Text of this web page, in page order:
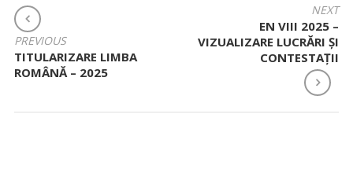
NAVIGARE
ÎN
ARTICOLE
PREVIOUS
TITULARIZARE LIMBA
ROMÂNĂ – 2025
NEXT
EN VIII 2025 –
VIZUALIZARE LUCRĂRI ȘI
CONTESTAȚII